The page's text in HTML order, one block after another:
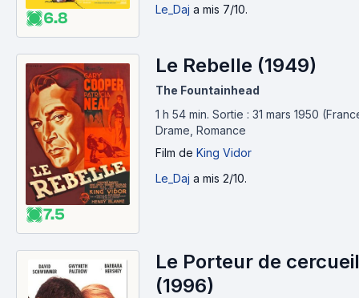
6.8
Le_Daj a mis 7/10.
7.5
Le Rebelle (1949)
The Fountainhead
1 h 54 min. Sortie : 31 mars 1950
Drame, Romance
Film de King Vidor
Le_Daj a mis 2/10.
Le Porteur de cercueil
(1996)